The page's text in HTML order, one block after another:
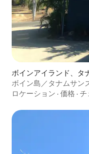
ボインアイランド、タ
ボイン島／タナムサン
ロケーション · 価格 · チ